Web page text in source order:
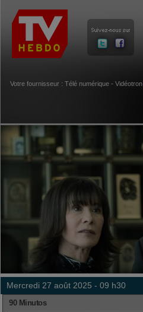
Votre fournisseur : Télé numérique - Vidéotron
mercredi 27 août 2025 - 09 h30
90 Minutos